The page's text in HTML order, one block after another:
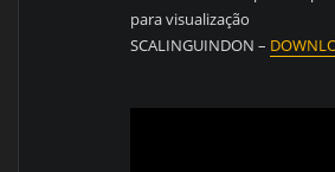
para visualização
SCALINGUINDON –